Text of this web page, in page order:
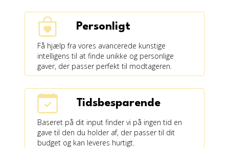
Personligt
Få hjælp fra vores avancerede kunstige
intelligens til at finde unikke og personlige
gaver, der passer perfekt til modtageren.
Tidsbesparende
Baseret på dit input finder vi på ingen tid en
gave til den du holder af, der passer til dit
budget og kan leveres hurtigt.